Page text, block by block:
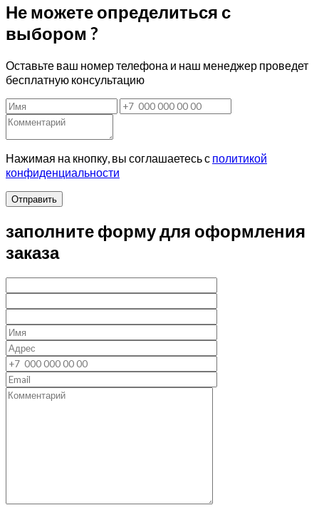
Не можете определиться с
выбором ?
Оставьте ваш номер телефона и наш менеджер проведет
бесплатную консультацию
Нажимая на кнопку, вы соглашаетесь с политикой
конфиденциальности
Отправить
заполните форму для оформления
заказа